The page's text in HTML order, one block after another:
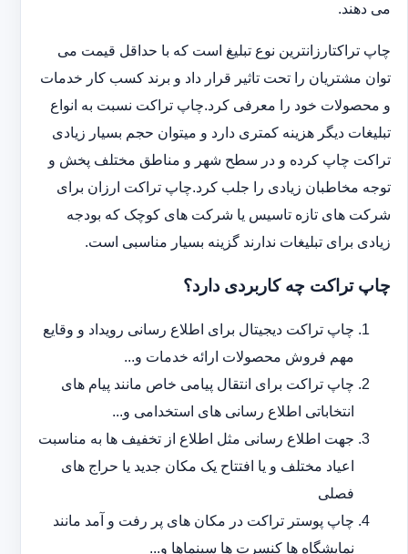
می دهند.
چاپ تراکت‏ارزانترین نوع تبلیغ است که با حداقل قیمت می
توان مشتریان را تحت تاثیر قرار داد و برند کسب کار خدمات
و محصولات خود را معرفی کرد.چاپ تراکت نسبت به انواع
تبلیغات دیگر هزینه کمتری دارد و می‎توان حجم بسیار زیادی
تراکت چاپ کرده و در سطح شهر و مناطق مختلف پخش و
توجه مخاطبان زیادی را جلب کرد.چاپ تراکت ارزان برای
شرکت های تازه تاسیس یا شرکت های کوچک که بودجه
زیادی برای تبلیغات ندارند گزینه بسیار مناسبی است.
چاپ تراکت چه کاربردی دارد؟
چاپ تراکت دیجیتال برای اطلاع رسانی رویداد و وقایع
مهم فروش محصولات ارائه خدمات و...
چاپ تراکت برای انتقال پیامی خاص مانند پیام های
انتخاباتی اطلاع رسانی های استخدامی و...
جهت اطلاع رسانی مثل اطلاع از تخفیف ها به مناسبت
اعیاد مختلف و یا افتتاح یک مکان جدید یا حراج های
فصلی
چاپ پوستر تراکت در مکان های پر رفت و آمد مانند
نمایشگاه ها کنسرت ها سینماها و...